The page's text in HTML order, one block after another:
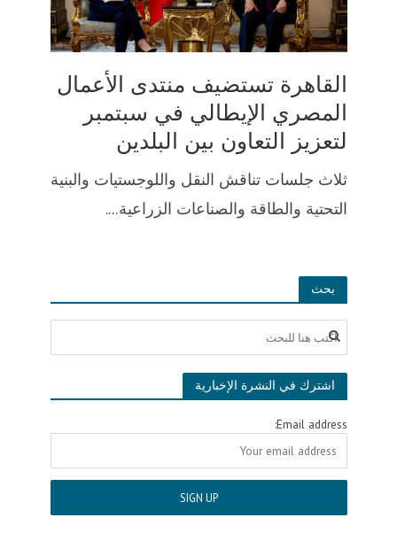
القاهرة تستضيف منتدى الأعمال
المصري الإيطالي في سبتمبر
لتعزيز التعاون بين البلدين
ثلاث جلسات تناقش النقل واللوجستيات والبنية
التحتية والطاقة والصناعات الزراعية....
بحث
اشترك في النشرة الإخبارية
Email address: